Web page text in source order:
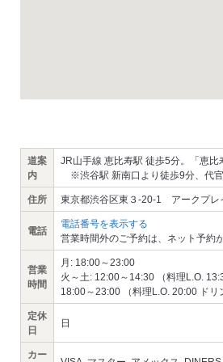
道案
内
JR山手線 恵比寿駅 徒歩5分。「恵比
※渋谷駅 新南口より徒歩9分、代
住所 東京都渋谷区東３-20-1 アークプレ
電話
電話番号を表示する
営業時間外のご予約は、ネット予約
営業
時間
月: 18:00～23:00
火～土: 12:00～14:30 （料理L.O.
18:00～23:00 （料理L.O. 20:00 ドリ
定休
日
日
カー